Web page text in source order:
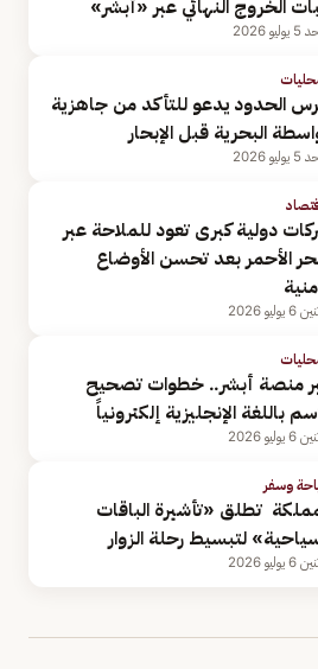
الخروج النهائي عبر «أبشر»
2026
الحدود يدعو للتأكد من جاهزية
البحرية قبل الإبحار
2026
دولية كبرى تعود للملاحة عبر
الأحمر بعد تحسن الأوضاع
يوليو 2026
منصة أبشر.. خطوات تصحيح
باللغة الإنجليزية إلكترونياً
يوليو 2026
وسفر
تطلق «تأشيرة الباقات
لتبسيط رحلة الزوار
يوليو 2026